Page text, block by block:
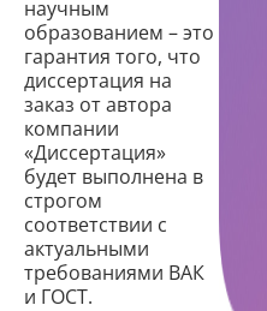
научным
образованием – это
гарантия того, что
диссертация на
заказ от автора
компании
«Диссертация»
будет выполнена в
строгом
соответствии с
актуальными
требованиями ВАК
и ГОСТ.